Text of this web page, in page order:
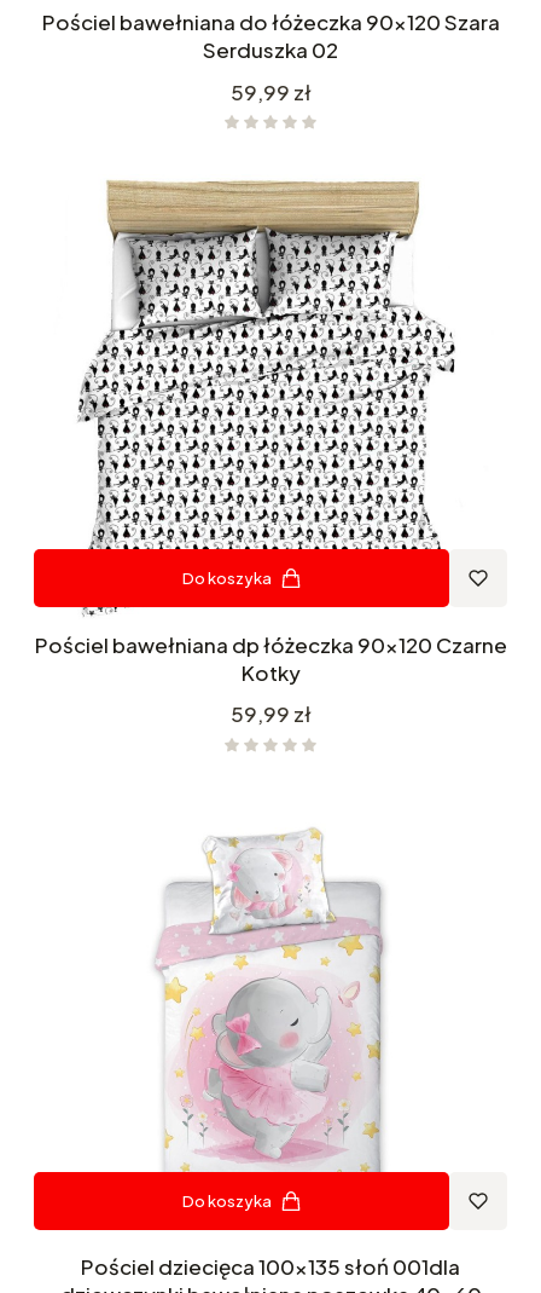
Pościel bawełniana do łóżeczka 90x120 Szara
Serduszka 02
Cena
59,99 zł
Do koszyka
Pościel bawełniana dp łóżeczka 90x120 Czarne
Kotky
Cena
59,99 zł
Do koszyka
Pościel dziecięca 100x135 słoń 001dla